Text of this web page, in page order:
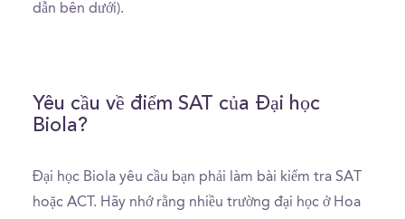
dẫn bên dưới).
Yêu cầu về điểm SAT của Đại học
Biola?
Đại học Biola yêu cầu bạn phải làm bài kiểm tra SAT
hoặc ACT. Hãy nhớ rằng nhiều trường đại học ở Hoa